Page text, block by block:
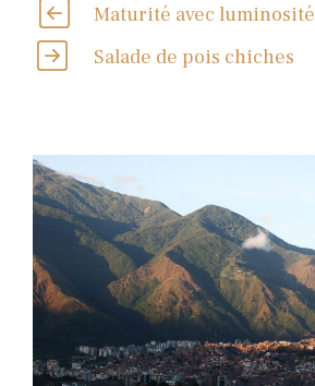
Maturité avec luminosité
Salade de pois chiches